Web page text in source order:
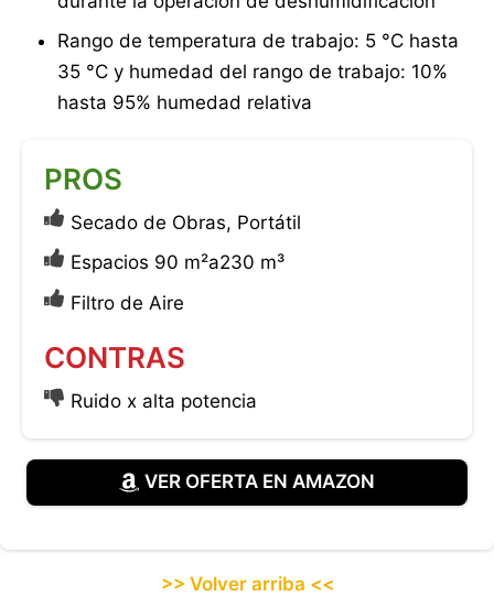
Rango de temperatura de trabajo: 5 °C hasta
35 °C y humedad del rango de trabajo: 10%
hasta 95% humedad relativa
PROS
Secado de Obras, Portátil
Espacios 90 m²a230 m³
Filtro de Aire
CONTRAS
Ruido x alta potencia
VER OFERTA EN AMAZON
>> Volver arriba <<